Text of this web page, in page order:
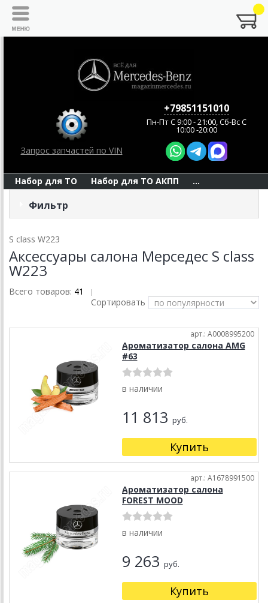
Запрос запчастей по VIN
+79851151010
Пн-Пт C 9:00 - 21:00, Сб-Вс С
10:00 -20:00
Набор для ТО Набор для ТО АКПП ...
Фильтр
S class W223
Аксессуары салона Мерседес S class
W223
Всего товаров: 41 |
Сортировать
арт.: A0008995200
Ароматизатор салона AMG
#63
в наличии
11 813 руб.
Купить
арт.: A1678991500
Ароматизатор салона
FOREST MOOD
в наличии
9 263 руб.
Купить